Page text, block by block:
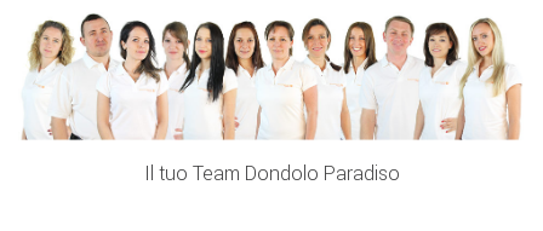
Il tuo Team Dondolo Paradiso